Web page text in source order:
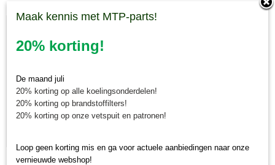
ME1 ID-170
Maak kennis met MTP-parts!
20% korting!
De maand juli
20% korting op alle koelingsonderdelen!
20% korting op brandstoffilters!
20% korting op onze vetspuit en patronen!
Loop geen korting mis en ga voor actuele aanbiedingen naar onze
vernieuwde webshop!